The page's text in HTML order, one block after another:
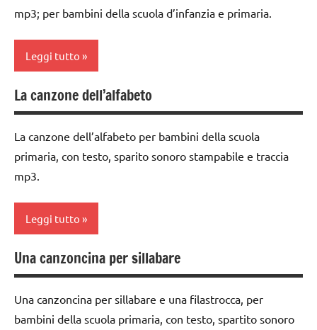
TUTTI GLI
PER ETA'
ARTICOLI
e
MUSICA
STAGIONI
TUTTI GLI
ARGOMENTI
PER ETA'
ARTICOLI
mp3; per bambini della scuola d’infanzia e primaria.
Leggi tutto
classe
1a
classe
2a
dai
3 ai
6
anni
flauto
dolce
e
canto
La canzone dell’alfabeto
La canzone dell’alfabeto per bambini della scuola
primaria, con testo, sparito sonoro stampabile e traccia
mp3.
Leggi tutto
classe
1a
dai
3 ai
Una canzoncina per sillabare
Una canzoncina per sillabare e una filastrocca, per
bambini della scuola primaria, con testo, spartito sonoro